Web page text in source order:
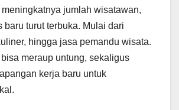
meningkatnya jumlah wisatawan,
baru turut terbuka. Mulai dari
hingga jasa pemandu wisata.
meraup untung, sekaligus
kerja baru untuk